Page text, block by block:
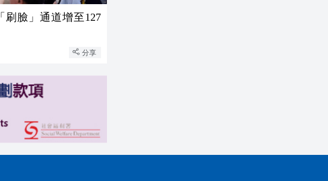
刷臉」通道增至127
分享